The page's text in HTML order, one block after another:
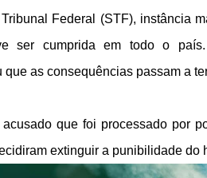
Federal (STF), instância
ser cumprida em todo o
as consequências passam a
que foi processado por
extinguir a punibilidade do